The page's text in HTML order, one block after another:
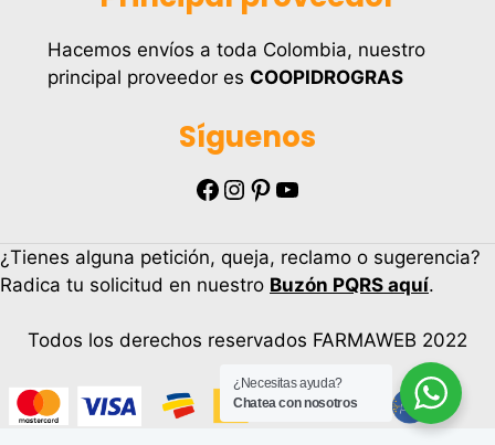
Hacemos envíos a toda Colombia, nuestro
principal proveedor es COOPIDROGRAS
Síguenos
Facebook Instagram Pinterest YouTube
¿Tienes alguna petición, queja, reclamo o sugerencia?
Radica tu solicitud en nuestro Buzón PQRS aquí.
Todos los derechos reservados FARMAWEB 2022
Artículo añadido al carrito.
0 artículos -
Finalizar Compra
¿Necesitas ayuda?
Chatea con nosotros